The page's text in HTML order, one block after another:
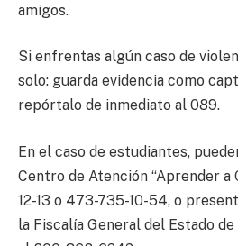
amigos.
Si enfrentas algún caso de
solo: guarda evidencia como
repórtalo de inmediato al 089.
En el caso de estudiantes,
Centro de Atención “Aprender a
12-13 o 473-735-10-54, o
la Fiscalía General del Estado